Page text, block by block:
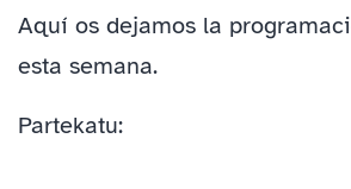
Aquí os dejamos la
esta semana.
Partekatu: